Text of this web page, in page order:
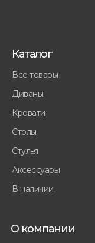
Все товары
Диваны
Кровати
Стулья
Столы
Аксессуары
В наличии
Каталог
О компании